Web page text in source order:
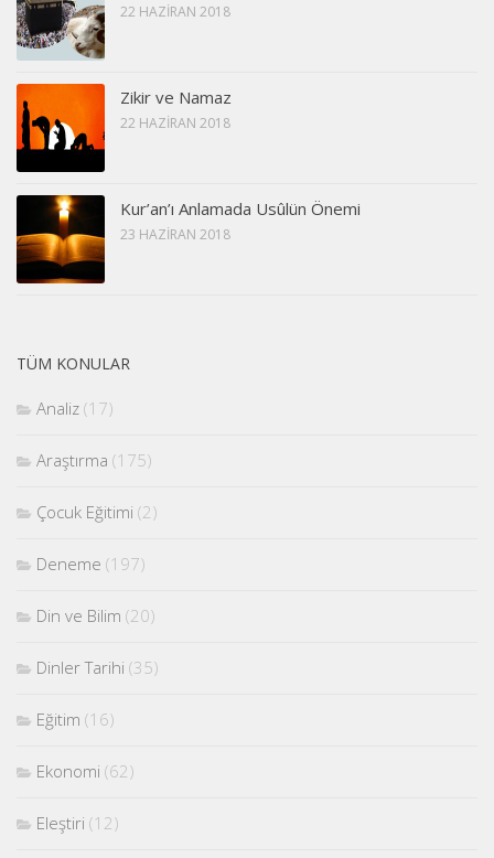
22 HAZIRAN 2018
Zikir ve Namaz
22 HAZIRAN 2018
Kur’an’ı Anlamada Usûlün Önemi
23 HAZIRAN 2018
TÜM KONULAR
Analiz (17)
Araştırma (175)
Çocuk Eğitimi (2)
Deneme (197)
Din ve Bilim (20)
Dinler Tarihi (35)
Eğitim (16)
Ekonomi (62)
Eleştiri (12)